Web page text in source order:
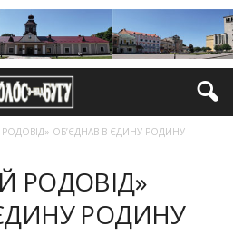
ОБ’ЄДНАВ В ЄДИНУ РОДИНУ
РОДОВІД»
РОДИНУ